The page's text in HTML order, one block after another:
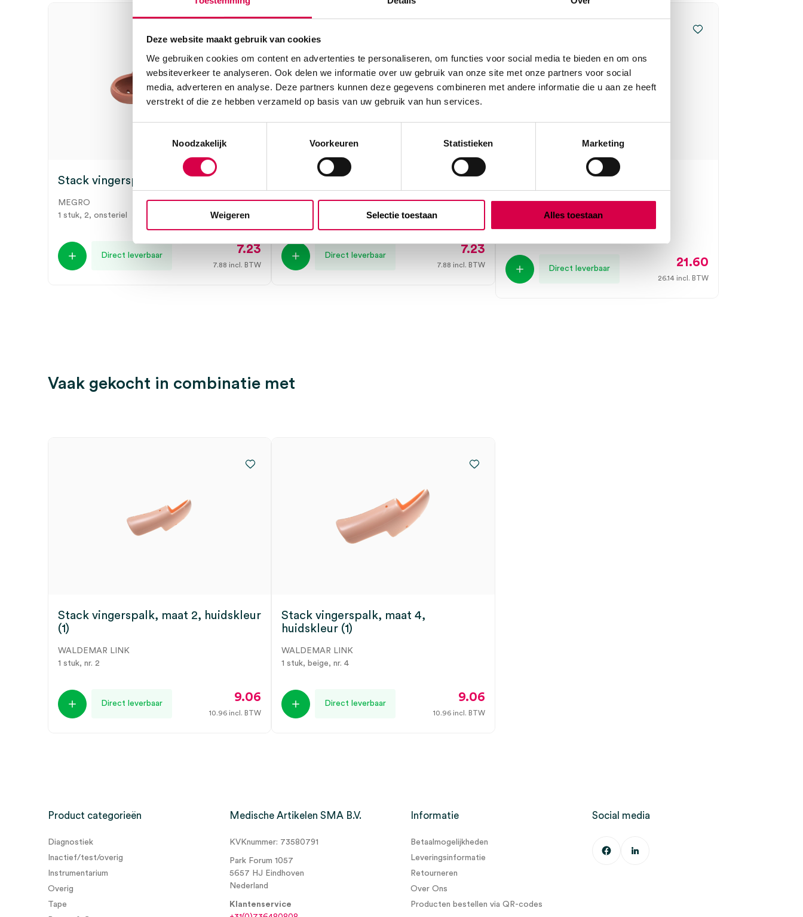
Deze website maakt gebruik van cookies
We gebruiken cookies om content en advertenties te personaliseren, om functies voor social media te bieden en om ons
websiteverkeer te analyseren. Ook delen we informatie over uw gebruik van onze site met onze partners voor social
media, adverteren en analyse. Deze partners kunnen deze gegevens combineren met andere informatie die u aan ze heeft
verstrekt of die ze hebben verzameld op basis van uw gebruik van hun services.
Noodzakelijk
Voorkeuren Statistieken Marketing
Weigeren Selectie toestaan Alles toestaan
Stack vingerspalk, maat 2 (1)
MEGRO
1 stuk, 2, onsteriel
Direct leverbaar 7.23
7.88 incl. BTW
MEGRO
Direct leverbaar 7.23
7.88 incl. BTW
10cm×10cm (2)
ORKLA WOUND CARE AB
1 set, 2 stuks, steriel
Direct leverbaar 21.60
26.14incl. BTW
Vaak gekocht in combinatie met
Stack vingerspalk, maat 2, huidskleur
(1)
WALDEMAR LINK
1 stuk, nr. 2
Direct leverbaar 9.06
10.96 incl. BTW
Stack vingerspalk, maat 4,
huidskleur (1)
WALDEMAR LINK
1 stuk, beige, nr. 4
Direct leverbaar 9.06
10.96incl. BTW
Product categorieën
Diagnostiek
Inactief/test/overig
Instrumentarium
Overig
Tape
Medische Artikelen SMA B.V.
KVKnummer: 73580791
Park Forum 1057
5657 HJ Eindhoven
Nederland
Klantenservice
Informatie
Betaalmogelijkheden
Leveringsinformatie
Retourneren
Over Ons
Producten bestellen via QR-codes
Social media